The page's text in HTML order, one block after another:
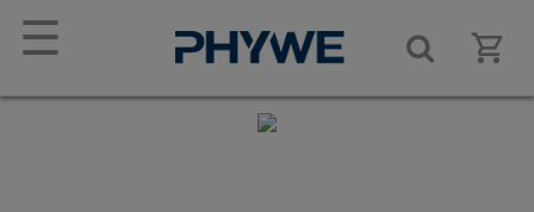
☰